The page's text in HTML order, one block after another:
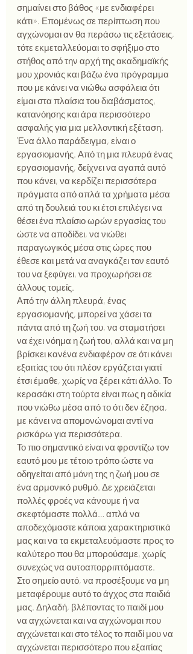
σημαίνει στο βάθος «με ενδιαφέρει
κάτι». Επομένως σε περίπτωση που
αγχώνομαι αν θα περάσω τις εξετάσεις,
τότε εκμεταλλεύομαι το σφήξιμο στο
στήθος από την αρχή της ακαδημαϊκής
μου χρονιάς και βάζω ένα πρόγραμμα
που με κάνει να νιώθω ασφάλεια ότι
είμαι στα πλαίσια του διαβάσματος,
κατανόησης και άρα περισσότερο
ασφαλής για μια μελλοντική εξέταση.
Ένα άλλο παράδειγμα, είναι ο
εργασιομανής. Από τη μια πλευρά ένας
εργασιομανής, δείχνει να αγαπά αυτό
που κάνει, να κερδίζει περισσότερα
πράγματα από απλά τα χρήματα μέσα
από τη δουλειά του κι έτσι επιλέγει να
θέσει ένα πλαίσιο ωρών εργασίας του
ώστε να αποδίδει, να νιώθει
παραγωγικός μέσα στις ώρες που
έθεσε και μετά να αναγκάζει τον εαυτό
του να ξεφύγει, να προχωρήσει σε
άλλους τομείς.
Από την άλλη πλευρά, ένας
εργασιομανής, μπορεί να χάσει τα
πάντα από τη ζωή του, να σταματήσει
να έχει νόημα η ζωή του, αλλά και να μη
βρίσκει κανένα ενδιαφέρον σε ότι κάνει
εξαιτίας του ότι πλέον εργάζεται γιατί
έτσι έμαθε, χωρίς να ξέρει κάτι άλλο. Το
κερασάκι στη τούρτα είναι πως η αδικία
που νιώθω μέσα από το ότι δεν έζησα,
με κάνει να απομονώνομαι αντί να
ρισκάρω για περισσότερα.
Το πιο σημαντικό είναι να φροντίζω τον
εαυτό μου με τέτοιο τρόπο ώστε να
οδηγείται από μόνη της η ζωή μου σε
ένα αρμονικό ρυθμό. Δε χρειάζεται
πολλές φροές να κάνουμε ή να
σκεφτόμαστε πολλά… απλά να
αποδεχόμαστε κάποια χαρακτηριστικά
μας και να τα εκμεταλευόμαστε προς το
καλύτερο που θα μπορούσαμε, χωρίς
συνεχώς να αυτοαπορριπτόμαστε.
Στο σημείο αυτό, να προσέξουμε να μη
μεταφέρουμε αυτό το άγχος στα παιδιά
μας. Δηλαδή, βλέποντας το παιδί μου
να αγχώνεται και να αγχώνομαι που
αγχώνεται και στο τέλος το παιδί μου να
αγχώνεται περισσότερο που εξαιτίας